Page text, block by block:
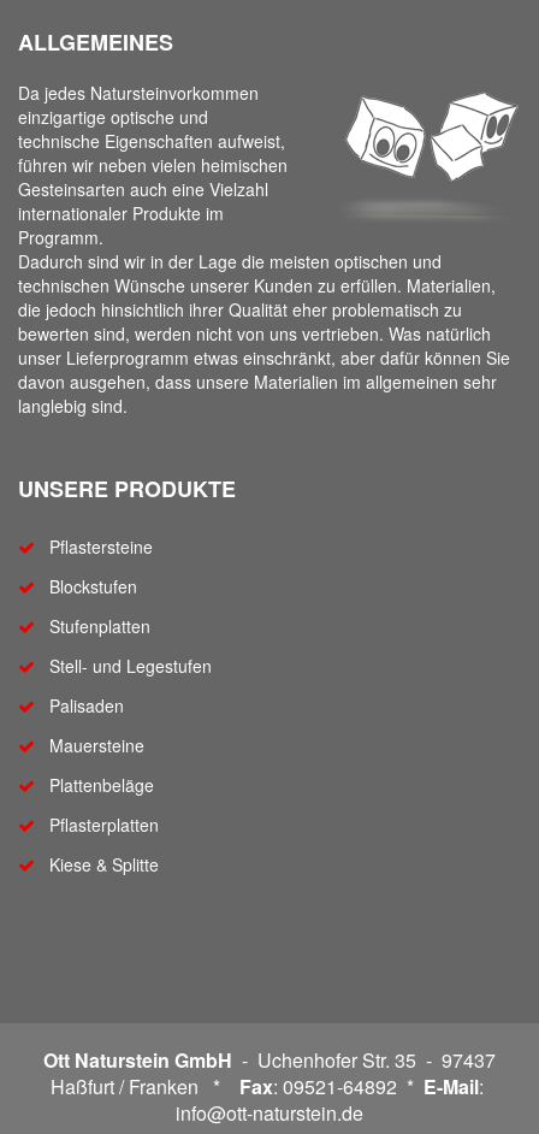
ALLGEMEINES
Da jedes Natursteinvorkommen
einzigartige optische und
technische Eigenschaften aufweist,
führen wir neben vielen heimischen
Gesteinsarten auch eine Vielzahl
internationaler Produkte im
Programm.
Dadurch sind wir in der Lage die meisten optischen und
technischen Wünsche unserer Kunden zu erfüllen. Materialien,
die jedoch hinsichtlich ihrer Qualität eher problematisch zu
bewerten sind, werden nicht von uns vertrieben. Was natürlich
unser Lieferprogramm etwas einschränkt, aber dafür können Sie
davon ausgehen, dass unsere Materialien im allgemeinen sehr
langlebig sind.
UNSERE PRODUKTE
Pflastersteine
Blockstufen
Stufenplatten
Stell- und Legestufen
Palisaden
Mauersteine
Plattenbeläge
Pflasterplatten
Kiese & Splitte
Ott Naturstein GmbH - Uchenhofer Str. 35 - 97437
Haßfurt / Franken * Fax: 09521-64892 * E-Mail:
info@ott-naturstein.de